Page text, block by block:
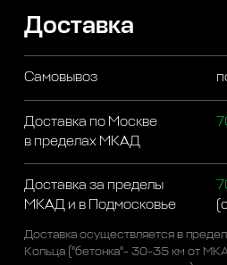
Доставка
Самовывоз
Доставка по Москве
в пределах МКАД
Доставка за пределы
МКАД и в Подмосковье
Доставка осуществляется в
Кольца ("бетонка"- 30-35 км от